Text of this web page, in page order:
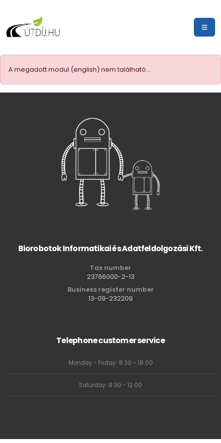
A megadott modul (english) nem található...
Biorobotok Informatikai és Adatfeldolgozási Kft.
Tax number
23766000-2-13
Business register number
13-09-232209
Telephone customer service
Monday - Friday: 8:30 - 18:00
Saturday: 9:30 - 12:00